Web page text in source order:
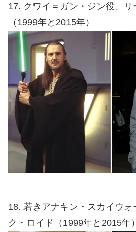
17. クワイ＝ガン・ジン役、
（1999年と2015年）
18. 若きアナキン・スカイウォ
ク・ロイド（1999年と2015年）